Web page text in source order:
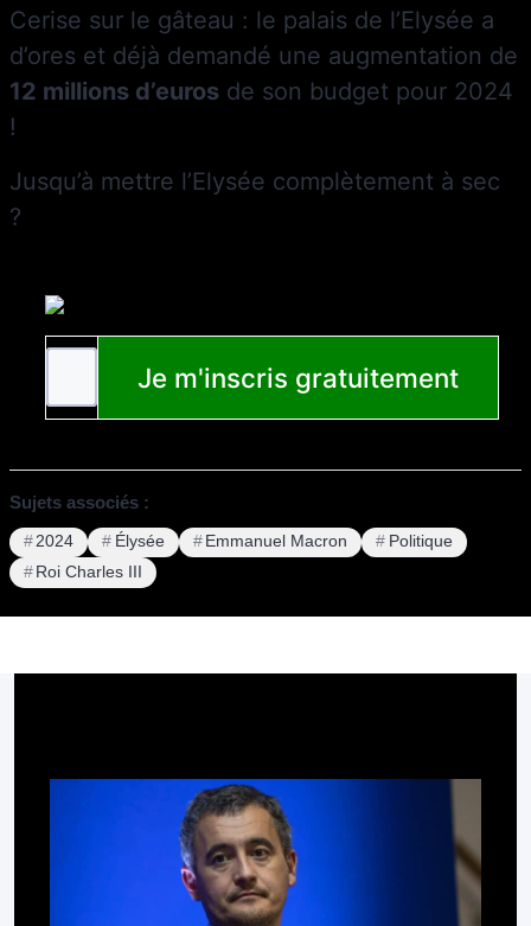
Cerise sur le gâteau : le palais de l’Elysée a
d’ores et déjà demandé une augmentation de
12 millions d’euros de son budget pour 2024
!
Jusqu’à mettre l’Elysée complètement à sec
?
Sujets associés :
2024 Élysée Emmanuel Macron
Politique
Roi Charles III